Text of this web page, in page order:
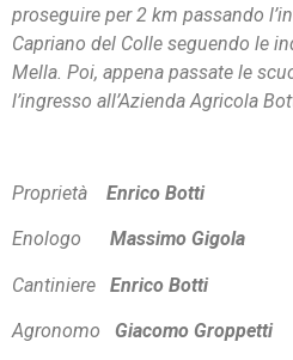
proseguire per 2 km passando
Capriano del Colle seguendo le
Mella. Poi, appena passate le
l’ingresso all’Azienda Agricola
Proprietà Enrico Botti
Enologo Massimo Gigola
Cantiniere Enrico Botti
Agronomo Giacomo Groppetti